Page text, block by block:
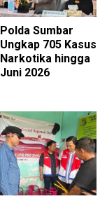
Polda Sumbar
Ungkap 705 Kasus
Narkotika hingga
Juni 2026